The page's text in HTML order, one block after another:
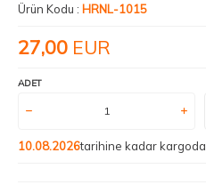
Ürün Kodu : HRNL-1015
27,00 EUR
ADET
10.08.2026tarihine kadar kargoda